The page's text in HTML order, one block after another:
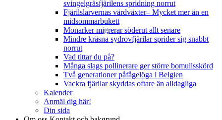
svingelgräsfjärilens spridning norrut
Fjärilslarvernas värdväxter– Mycket mer än en
midsommarbukett
Monarker migrerar söderut allt senare
Mindre kräsna sydrovfjärilar sprider sig snabbt
norrut
Vad tittar du på?
Många slags pollinerare ger större bomullsskörd
Två generationer påfågelöga i Belgien
Vackra fjärilar skyddas oftare än alldagliga
Kalender
Anmäl dig här!
Din sida